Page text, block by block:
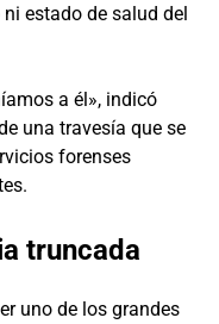
estado de salud del
a él», indicó
una travesía que se
forenses
truncada
uno de los grandes